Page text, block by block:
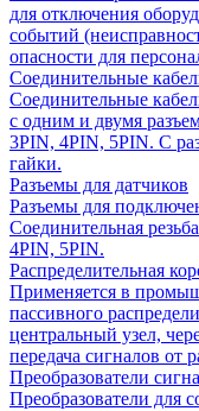
для отключения
событий
опасности для
Соединительные
Соединительные
с одним и двумя
3PIN, 4PIN, 5PIN. С
гайки.
Разъемы для датчиков
Разъемы для
Соединительная
4PIN, 5PIN.
Распределительная
Применяется в
пассивного
центральный узел,
передача сигналов от
Преобразователи
Преобразователи для